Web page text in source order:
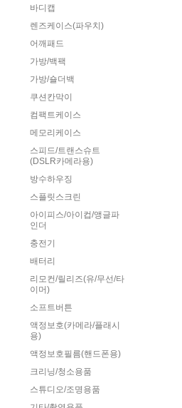
바디캡
렌즈케이스(파우치)
어깨패드
가방/백팩
가방/숄더백
쿠션칸막이
컴팩트케이스
메모리케이스
스피드/트랜스슈트
(DSLR카메라용)
방수하우징
스플릿스크린
아이피스/아이컵/앵글파
인더
충전기
배터리
리모컨/릴리즈(유/무선/타
이머)
소프트버튼
액정보호(카메라/플래시
용)
액정보호필름(핸드폰용)
크리닝/청소용품
스튜디오/조명용품